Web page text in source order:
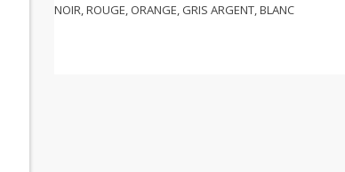
NOIR, ROUGE, ORANGE, GRIS ARGENT, BLANC